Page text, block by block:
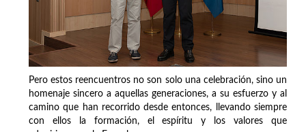
Pero estos reencuentros no son solo una celebración, sino un
homenaje sincero a aquellas generaciones, a su esfuerzo y al
camino que han recorrido desde entonces, llevando siempre
con ellos la formación, el espíritu y los valores que